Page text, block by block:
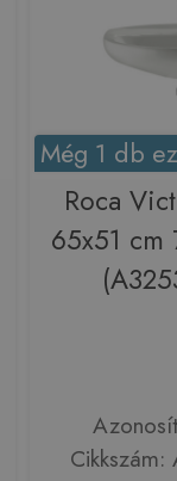
Még 1 db
Roca
65x51 cm